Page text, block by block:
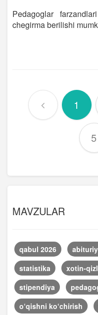
Pedagoglar
chegirma berilishi
1
5
MAVZULAR
qabul 2026
statistika
xotin-
stipendiya
o‘qishni ko‘chirish